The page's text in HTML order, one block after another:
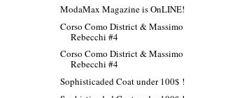
ModaMax Magazine is OnLINE!
Corso Como District & Massimo
Rebecchi #4
Corso Como District & Massimo
Rebecchi #4
Sophisticaded Coat under 100$ !